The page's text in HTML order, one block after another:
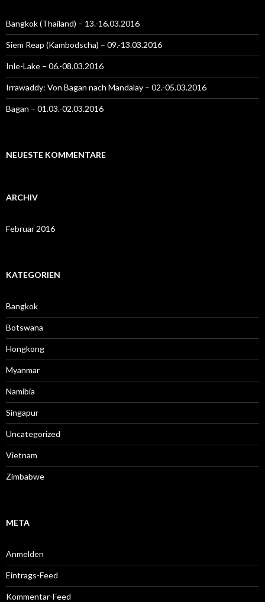
Bangkok (Thailand) – 13.-16.03.2016
Siem Reap (Kambodscha) – 09.-13.03.2016
Inle-Lake – 06.-08.03.2016
Irrawaddy: Von Bagan nach Mandalay – 02.-05.03.2016
Bagan – 01.03.-02.03.2016
NEUESTE KOMMENTARE
ARCHIV
Februar 2016
KATEGORIEN
Bangkok
Botswana
Hongkong
Myanmar
Namibia
Singapur
Uncategorized
Vietnam
Zimbabwe
META
Anmelden
Eintrags-Feed
Kommentar-Feed